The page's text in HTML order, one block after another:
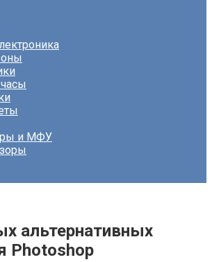
и МФУ
альтернативных
Photoshop